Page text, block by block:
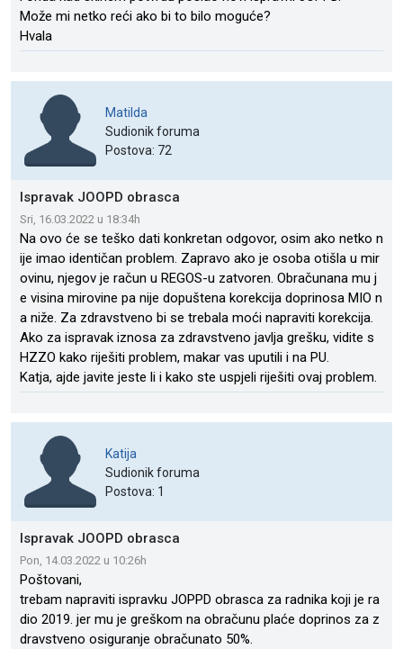
Može mi netko reći ako bi to bilo moguće?
Hvala
Matilda
Sudionik foruma
Postova: 72
Ispravak JOOPD obrasca
Sri, 16.03.2022 u 18:34h
Na ovo će se teško dati konkretan odgovor, osim ako netko n
ije imao identičan problem. Zapravo ako je osoba otišla u mir
ovinu, njegov je račun u REGOS-u zatvoren. Obračunana mu j
e visina mirovine pa nije dopuštena korekcija doprinosa MIO n
a niže. Za zdravstveno bi se trebala moći napraviti korekcija.
Ako za ispravak iznosa za zdravstveno javlja grešku, vidite s
HZZO kako riješiti problem, makar vas uputili i na PU.
Katja, ajde javite jeste li i kako ste uspjeli riješiti ovaj problem.
Katija
Sudionik foruma
Postova: 1
Ispravak JOOPD obrasca
Pon, 14.03.2022 u 10:26h
Poštovani,
trebam napraviti ispravku JOPPD obrasca za radnika koji je ra
dio 2019. jer mu je greškom na obračunu plaće doprinos za z
dravstveno osiguranje obračunato 50%.